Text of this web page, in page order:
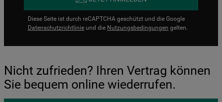
Diese Seite ist durch reCAPTCHA geschützt und die Google
Datenschutzrichtlinie und die Nutzungsbedingungen gelten.
Nicht zufrieden? Ihren Vertrag können
Sie bequem online wiederrufen.